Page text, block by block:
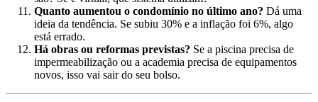
Quanto aumentou o condomínio no último ano? Dá uma
ideia da tendência. Se subiu 30% e a inflação foi 6%, algo
está errado.
Há obras ou reformas previstas? Se a piscina precisa de
impermeabilização ou a academia precisa de equipamentos
novos, isso vai sair do seu bolso.